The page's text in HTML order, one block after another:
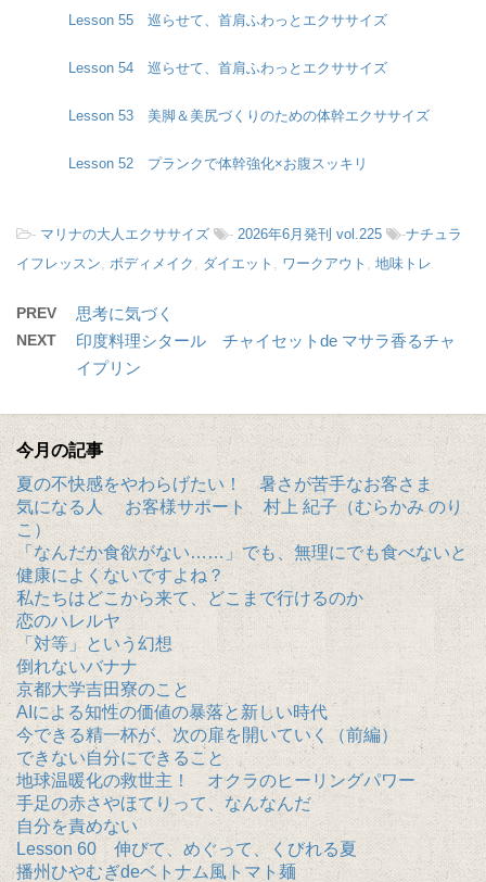
Lesson 55 巡らせて、首肩ふわっとエクササイズ
Lesson 54 巡らせて、首肩ふわっとエクササイズ
Lesson 53 美脚＆美尻づくりのための体幹エクササイズ
Lesson 52 プランクで体幹強化×お腹スッキリ
- マリナの大人エクササイズ - 2026年6月発刊 vol.225 -ナチュラ
イフレッスン
ボディメイク ダイエット ワークアウト 地味トレ
PREV 思考に気づく
NEXT
印度料理シタール チャイセットde マサラ香るチャ
イプリン
今月の記事
夏の不快感をやわらげたい！ 暑さが苦手なお客さま
気になる人 お客様サポート 村上 紀子（むらかみ のり
こ）
「なんだか食欲がない……」でも、無理にでも食べないと
健康によくないですよね？
私たちはどこから来て、どこまで行けるのか
恋のハレルヤ
「対等」という幻想
倒れないバナナ
京都大学吉田寮のこと
AIによる知性の価値の暴落と新しい時代
今できる精一杯が、次の扉を開いていく（前編）
できない自分にできること
地球温暖化の救世主！ オクラのヒーリングパワー
手足の赤さやほてりって、なんなんだ
自分を責めない
Lesson 60 伸びて、めぐって、くびれる夏
播州ひやむぎdeベトナム風トマト麺